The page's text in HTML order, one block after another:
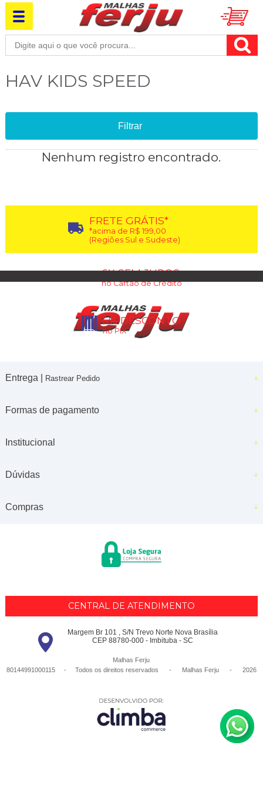
HAV KIDS SPEED
Filtrar
Nenhum registro encontrado.
FRETE GRÁTIS*
*acima de R$ 199,00
(Regiões Sul e Sudeste)
6X SEM JUROS
no Cartão de Crédito
5% DESCONTO
no PIX
Entrega | Rastrear Pedido
Formas de pagamento
Institucional
Dúvidas
Compras
CENTRAL DE ATENDIMENTO
Margem Br 101 , S/N Trevo Norte Nova Brasília
CEP 88780-000 - Imbituba - SC
Malhas Ferju
80144991000115 - Todos os direitos reservados
- Malhas Ferju - 2026